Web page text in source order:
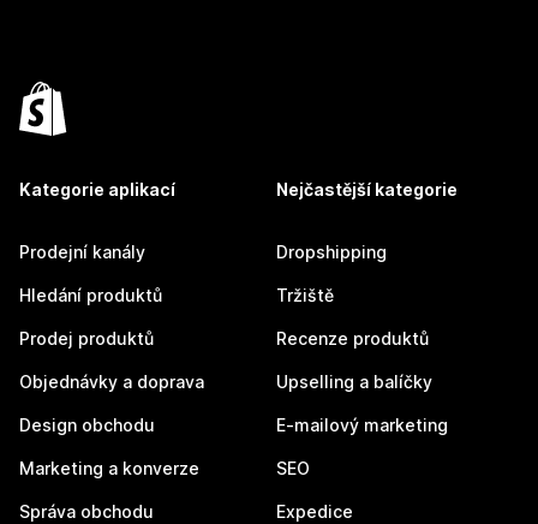
Kategorie aplikací
Prodejní kanály
Hledání produktů
Prodej produktů
Objednávky a doprava
Design obchodu
Marketing a konverze
Správa obchodu
Nejčastější kategorie
Dropshipping
Tržiště
Recenze produktů
Upselling a balíčky
E-mailový marketing
SEO
Expedice